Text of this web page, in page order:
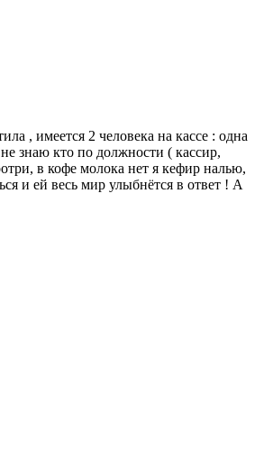
, имеется 2 человека на кассе : одна
знаю кто по должности ( кассир,
в кофе молока нет я кефир налью,
и ей весь мир улыбнётся в ответ ! А